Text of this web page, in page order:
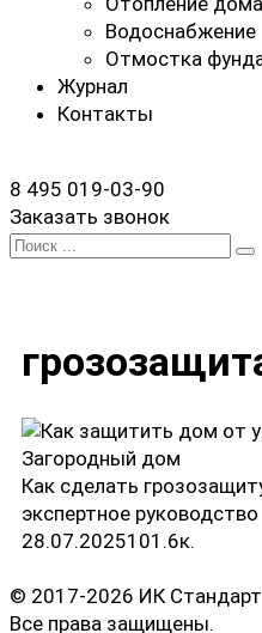
Водоснабжение
Отмостка
Журнал
Контакты
8 495 019-03-90
Заказать звонок
Search
Загородный дом
Как сделать
экспертное руководство
28.07.2025101.6к.
© 2017-2026 ИК
Все права защищены.